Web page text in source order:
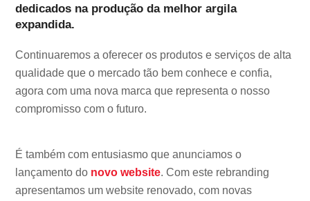
dedicados na produção da melhor argila
expandida.
Continuaremos a oferecer os produtos e serviços de alta
qualidade que o mercado tão bem conhece e confia,
agora com uma nova marca que representa o nosso
compromisso com o futuro.
É também com entusiasmo que anunciamos o
lançamento do novo website. Com este rebranding
apresentamos um website renovado, com novas